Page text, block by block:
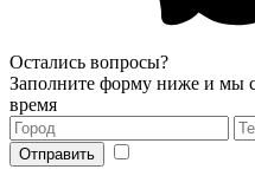
Остались вопросы?
Заполните форму ниже и мы
время